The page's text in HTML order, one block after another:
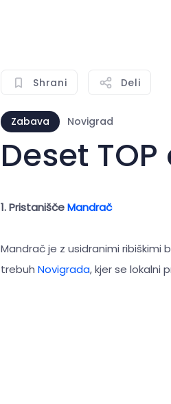
Shrani Deli
Zabava Novigrad
Deset
1. PristaniščeMandrač
Mandrač je z usidranimi ribiškimi
trebuh Novigrada, kjer se lokalni